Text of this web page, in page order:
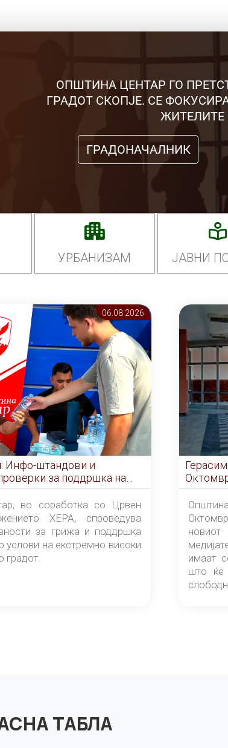
ОПШТИНА ЦЕНТАР ГО
ГРАДОТ СКОПЈЕ. СЕ
ЖИТЕЛИТЕ
ГРАДОНАЧАЛНИК
УРБАНИЗАМ ЈАВНИ
06.08 2026
Инфо-штандови и
за поддршка на
на топлотен бран
во соработка со Црвен
ХЕРА, спроведува
за грижа и поддршка
услови на екстремно високи
градот.
од
новиот
имаат
што ќе
ТАБЛА